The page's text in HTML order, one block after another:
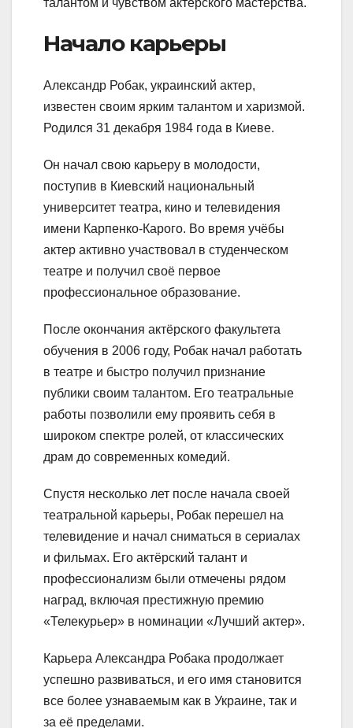
Начало карьеры
Александр Робак, украинский актер,
известен своим ярким талантом и харизмой.
Родился 31 декабря 1984 года в Киеве.
Он начал свою карьеру в молодости,
поступив в Киевский национальный
университет театра, кино и телевидения
имени Карпенко-Карого. Во время учёбы
актер активно участвовал в студенческом
театре и получил своё первое
профессиональное образование.
После окончания актёрского факультета
обучения в 2006 году, Робак начал работать
в театре и быстро получил признание
публики своим талантом. Его театральные
работы позволили ему проявить себя в
широком спектре ролей, от классических
драм до современных комедий.
Спустя несколько лет после начала своей
театральной карьеры, Робак перешел на
телевидение и начал сниматься в сериалах
и фильмах. Его актёрский талант и
профессионализм были отмечены рядом
наград, включая престижную премию
«Телекурьер» в номинации «Лучший актер».
Карьера Александра Робака продолжает
успешно развиваться, и его имя становится
все более узнаваемым как в Украине, так и
за её пределами.